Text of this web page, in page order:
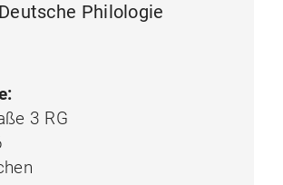
Philologie
3 RG